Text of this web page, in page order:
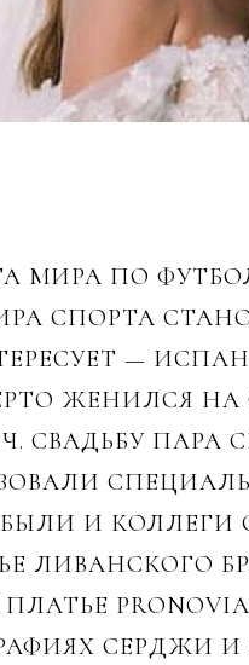
МИРА ПО
СПОРТА
—
ЖЕНИЛСЯ
ПАРА
И
ЛИВАНСКОГО
СЕРДЖИ И